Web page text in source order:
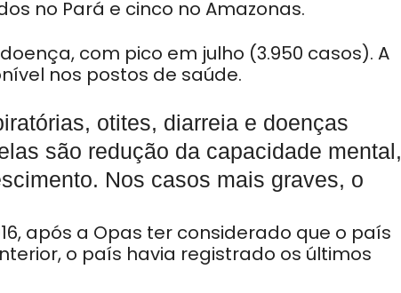
no Pará e cinco no Amazonas.
com pico em julho (3.950 casos). A
nos postos de saúde.
otites, diarreia e doenças
são redução da capacidade mental,
Nos casos mais graves, o
após a Opas ter considerado que o país
o país havia registrado os últimos